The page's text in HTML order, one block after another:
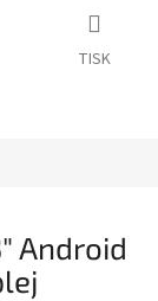
TISK
Android